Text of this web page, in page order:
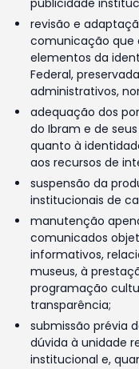
publicidade
revisão e
comunicação que
elementos da
Federal,
administrativos,
adequação dos
do Ibram e de
quanto à
aos recursos de
suspensão da
institucionais de
manutenção
comunicados
informativos,
museus, à
programação
transparência;
submissão prévia
dúvida à unidade
institucional e,